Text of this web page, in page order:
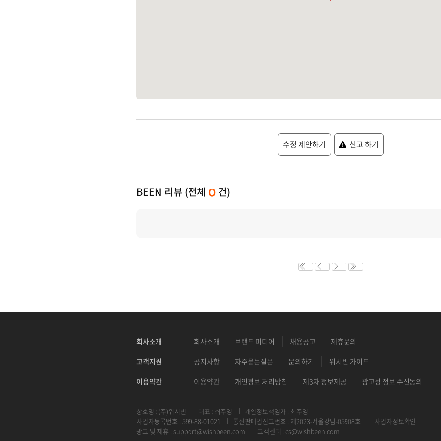
수정 제안하기 신고 하기
BEEN 리뷰 (전체 0 건)
회사소개 회사소개 브랜드 미디어 채용공고 제휴문의
고객지원 공지사항 자주묻는질문 문의하기 위시빈 가이드
이용약관 이용약관 개인정보 처리방침 제3자 정보제공 광고성 정보 수신동의
상호명 : (주)위시빈 대표 : 최주영
개인정보책임자 : 최주영
사업자등록번호 : 599-88-01021
통신판매업신고번호 : 제2023-서울강남-05908호
사업자정보확인
광고 및 제휴 : support@wishbeen.com 고객센터 : cs@wishbeen.com